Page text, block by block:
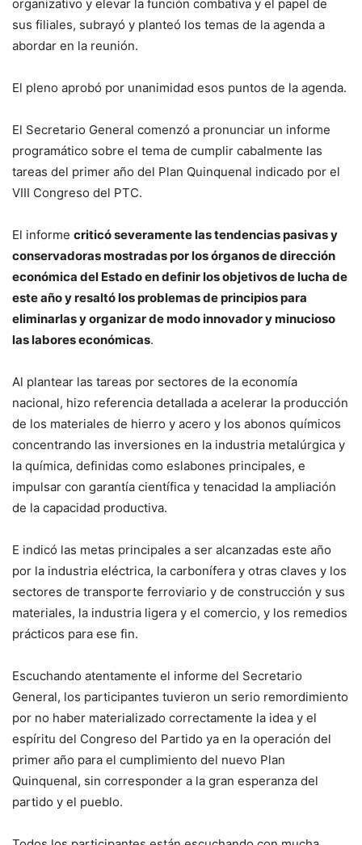
organizativo y elevar la función combativa y el papel de
sus filiales, subrayó y planteó los temas de la agenda a
abordar en la reunión.
El pleno aprobó por unanimidad esos puntos de la agenda.
El Secretario General comenzó a pronunciar un informe
programático sobre el tema de cumplir cabalmente las
tareas del primer año del Plan Quinquenal indicado por el
VIII Congreso del PTC.
El informe criticó severamente las tendencias pasivas y
conservadoras mostradas por los órganos de dirección
económica del Estado en definir los objetivos de lucha de
este año y resaltó los problemas de principios para
eliminarlas y organizar de modo innovador y minucioso
las labores económicas.
Al plantear las tareas por sectores de la economía
nacional, hizo referencia detallada a acelerar la producción
de los materiales de hierro y acero y los abonos químicos
concentrando las inversiones en la industria metalúrgica y
la química, definidas como eslabones principales, e
impulsar con garantía científica y tenacidad la ampliación
de la capacidad productiva.
E indicó las metas principales a ser alcanzadas este año
por la industria eléctrica, la carbonífera y otras claves y los
sectores de transporte ferroviario y de construcción y sus
materiales, la industria ligera y el comercio, y los remedios
prácticos para ese fin.
Escuchando atentamente el informe del Secretario
General, los participantes tuvieron un serio remordimiento
por no haber materializado correctamente la idea y el
espíritu del Congreso del Partido ya en la operación del
primer año para el cumplimiento del nuevo Plan
Quinquenal, sin corresponder a la gran esperanza del
partido y el pueblo.